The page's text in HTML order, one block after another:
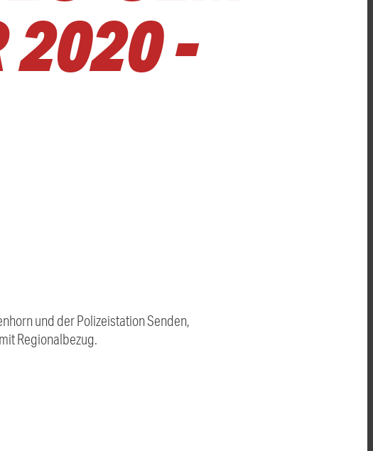
2020 -
und der Polizeistation Senden,
Regionalbezug.